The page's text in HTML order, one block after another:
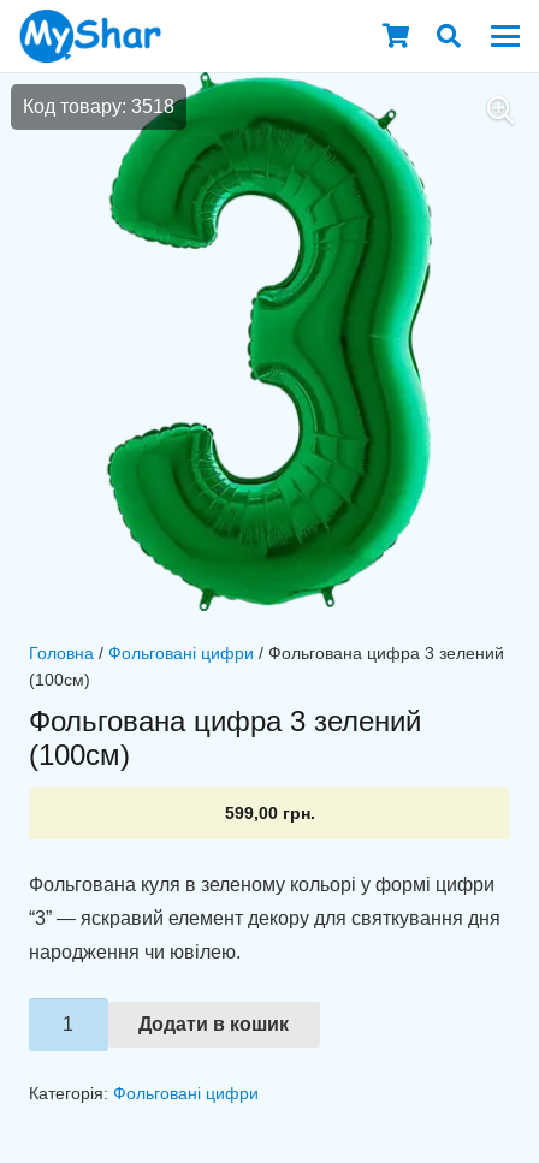
Код товару: 3518
Головна / Фольговані цифри / Фольгована цифра 3 зелений
(100см)
Фольгована цифра 3 зелений
(100см)
599,00 грн.
Фольгована куля в зеленому кольорі у формі цифри
“3” — яскравий елемент декору для святкування дня
народження чи ювілею.
Фольгована
цифра
Додати в кошик
Категорія: Фольговані цифри